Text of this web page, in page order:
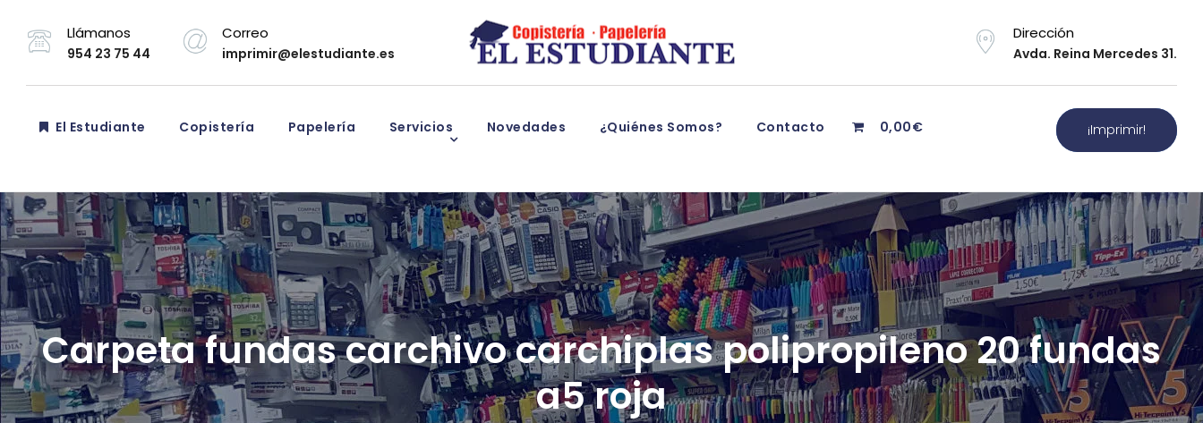
Llámanos
954 23 75 44
Correo
imprimir@elestudiante.es
Dirección
Avda. Reina Mercedes 31.
El Estudiante Copistería Papelería Servicios Novedades ¿Quiénes Somos? Contacto 0,00€ ¡Imprimir!
Carpeta fundas carchivo carchiplas polipropileno 20 fundas
a5 roja